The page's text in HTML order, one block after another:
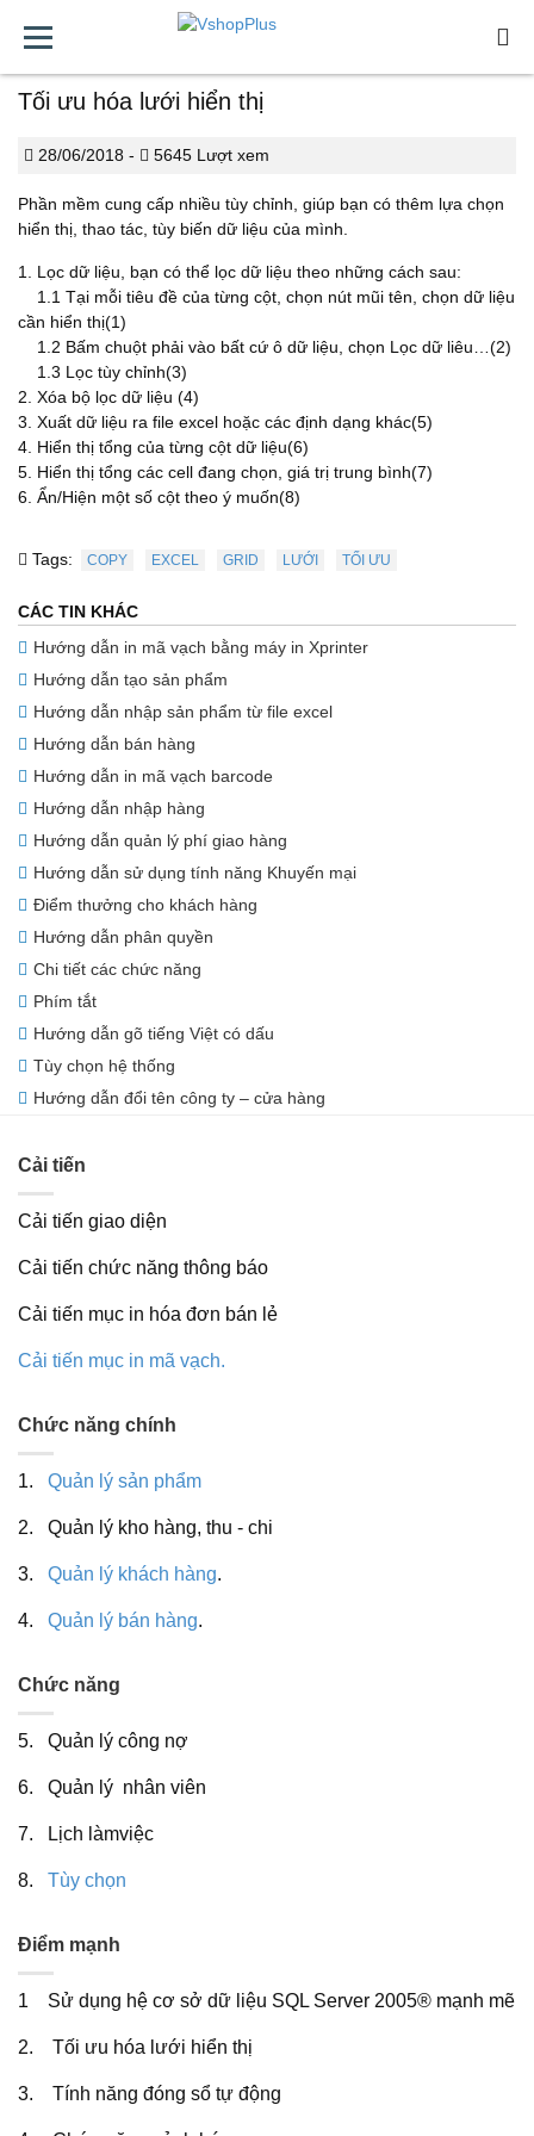
MIỄN
PHÍ
CÀI
ĐẶT
SỬ
DỤNG
BẢO
TRÌ
HỖ
TRỢ
BẢNG
GIÁ
Tối ưu hóa lưới hiển thị
28/06/2018 - 5645 Lượt xem
Phần mềm cung cấp nhiều tùy chỉnh, giúp bạn có thêm lựa chọn
hiển thị, thao tác, tùy biến dữ liệu của mình.
1. Lọc dữ liệu, bạn có thể lọc dữ liệu theo những cách sau:
1.1 Tại mỗi tiêu đề của từng cột, chọn nút mũi tên, chọn dữ liệu
cần hiển thị(1)
1.2 Bấm chuột phải vào bất cứ ô dữ liệu, chọn Lọc dữ liêu…(2)
1.3 Lọc tùy chỉnh(3)
2. Xóa bộ lọc dữ liệu (4)
3. Xuất dữ liệu ra file excel hoặc các định dạng khác(5)
4. Hiển thị tổng của từng cột dữ liệu(6)
5. Hiển thị tổng các cell đang chọn, giá trị trung bình(7)
6. Ẩn/Hiện một số cột theo ý muốn(8)
Tags: COPY EXCEL GRID LƯỚI TỐI ƯU
CÁC TIN KHÁC
Hướng dẫn in mã vạch bằng máy in Xprinter
Hướng dẫn tạo sản phẩm
Hướng dẫn nhập sản phẩm từ file excel
Hướng dẫn bán hàng
Hướng dẫn in mã vạch barcode
Hướng dẫn nhập hàng
Hướng dẫn quản lý phí giao hàng
Hướng dẫn sử dụng tính năng Khuyến mại
Điểm thưởng cho khách hàng
Hướng dẫn phân quyền
Chi tiết các chức năng
Phím tắt
Hướng dẫn gõ tiếng Việt có dấu
Tùy chọn hệ thống
Hướng dẫn đổi tên công ty – cửa hàng
Cải tiến
Cải tiến giao diện
Cải tiến chức năng thông báo
Cải tiến mục in hóa đơn bán lẻ
Cải tiến mục in mã vạch.
Chức năng chính
1. Quản lý sản phẩm
2. Quản lý kho hàng, thu - chi
3. Quản lý khách hàng.
4. Quản lý bán hàng.
Chức năng
5. Quản lý công nợ
6. Quản lý nhân viên
7. Lịch làmviệc
8. Tùy chọn
Điểm mạnh
1 Sử dụng hệ cơ sở dữ liệu SQL Server 2005® mạnh mẽ
2. Tối ưu hóa lưới hiển thị
3. Tính năng đóng sổ tự động